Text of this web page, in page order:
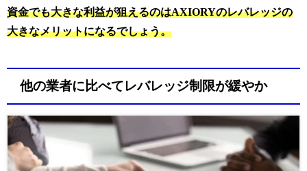
資金でも大きな利益が狙えるのはAXIORYのレバレッジの
大きなメリットになるでしょう。
他の業者に比べてレバレッジ制限が緩やか